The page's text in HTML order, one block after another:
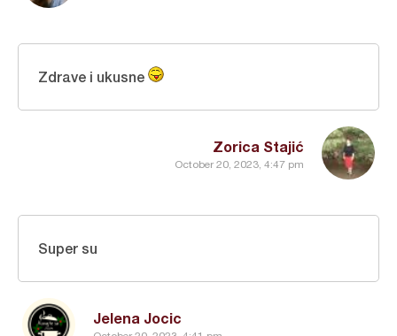
Zorica Stajić
October 20, 2023, 4:47 pm
Zdrave i ukusne
Jelena Jocic
Super su